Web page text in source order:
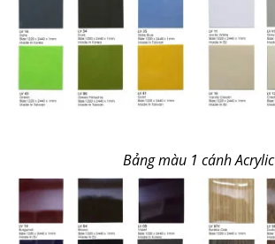
Bảng màu 1 cánh Acrylic